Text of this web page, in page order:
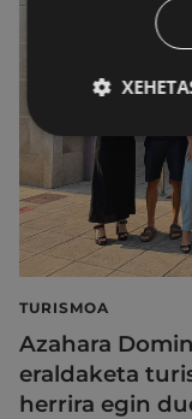
TURISMOA
Azahara
eraldaketa
herrira egin